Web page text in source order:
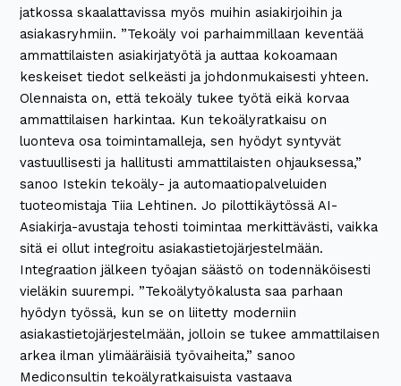
jatkossa skaalattavissa myös muihin asiakirjoihin ja
asiakasryhmiin. ”Tekoäly voi parhaimmillaan keventää
ammattilaisten asiakirjatyötä ja auttaa kokoamaan
keskeiset tiedot selkeästi ja johdonmukaisesti yhteen.
Olennaista on, että tekoäly tukee työtä eikä korvaa
ammattilaisen harkintaa. Kun tekoälyratkaisu on
luonteva osa toimintamalleja, sen hyödyt syntyvät
vastuullisesti ja hallitusti ammattilaisten ohjauksessa,”
sanoo Istekin tekoäly- ja automaatiopalveluiden
tuoteomistaja Tiia Lehtinen. Jo pilottikäytössä AI-
Asiakirja-avustaja tehosti toimintaa merkittävästi, vaikka
sitä ei ollut integroitu asiakastietojärjestelmään.
Integraation jälkeen työajan säästö on todennäköisesti
vieläkin suurempi. ”Tekoälytyökalusta saa parhaan
hyödyn työssä, kun se on liitetty moderniin
asiakastietojärjestelmään, jolloin se tukee ammattilaisen
arkea ilman ylimääräisiä työvaiheita,” sanoo
Mediconsultin tekoälyratkaisuista vastaava